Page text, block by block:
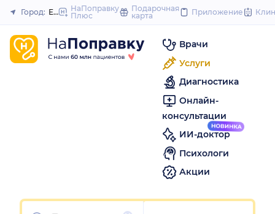
to
Закрыть
Город: Екатеринбург
НаПоправку
Плюс
Подарочная
карта
Приложение
Врачи
Услуги
Диагностика
Онлайн-
консультации
ИИ-доктор
Психологи
Акции
Очистить